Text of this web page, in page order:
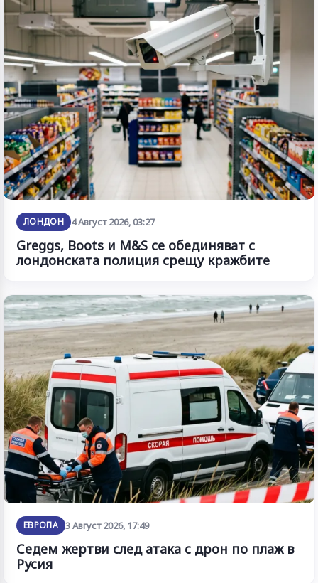
ЛОНДОН 4 Август 2026, 03:27
Greggs, Boots и M&S се обединяват с
лондонската полиция срещу кражбите
ЕВРОПА 3 Август 2026, 17:49
Седем жертви след атака с дрон по плаж в
Русия